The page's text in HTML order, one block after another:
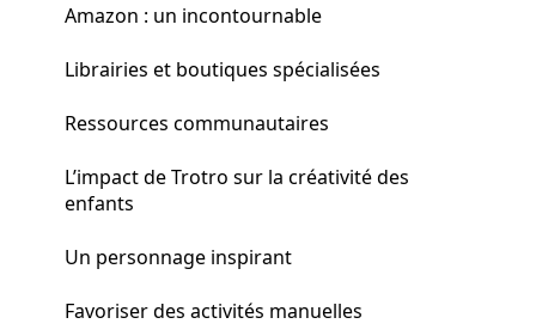
Amazon : un incontournable
Librairies et boutiques spécialisées
Ressources communautaires
L’impact de Trotro sur la créativité des
enfants
Un personnage inspirant
Favoriser des activités manuelles